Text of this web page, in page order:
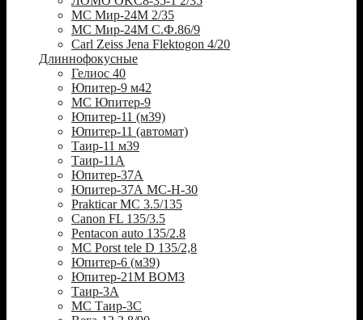
МС Мир-24М 2/35
МС Мир-24М С.Ф.86/9
Carl Zeiss Jena Flektogon 4/20
Длиннофокусные
Гелиос 40
Юпитер-9 м42
МС Юпитер-9
Юпитер-11 (м39)
Юпитер-11 (автомат)
Таир-11 м39
Таир-11А
Юпитер-37А
Юпитер-37А МС-Н-30
Prakticar MC 3.5/135
Canon FL 135/3.5
Pentacon auto 135/2.8
MC Porst tele D 135/2,8
Юпитер-6 (м39)
Юпитер-21М ВОМЗ
Таир-3А
МС Таир-3С